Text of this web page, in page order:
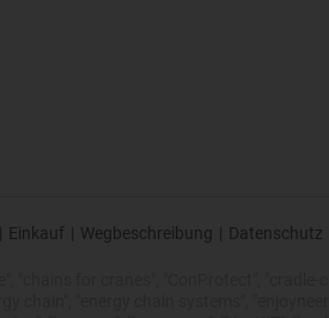
| Einkauf | Wegbeschreibung | Datenschutz